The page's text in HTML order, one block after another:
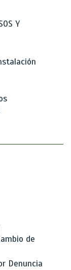
Y
de
Denuncia